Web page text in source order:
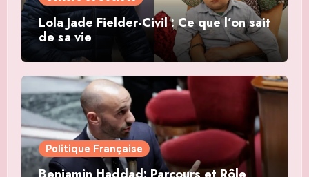
Lola Jade Fielder-Civil : Ce que l’on sait
de sa vie
Politique Française